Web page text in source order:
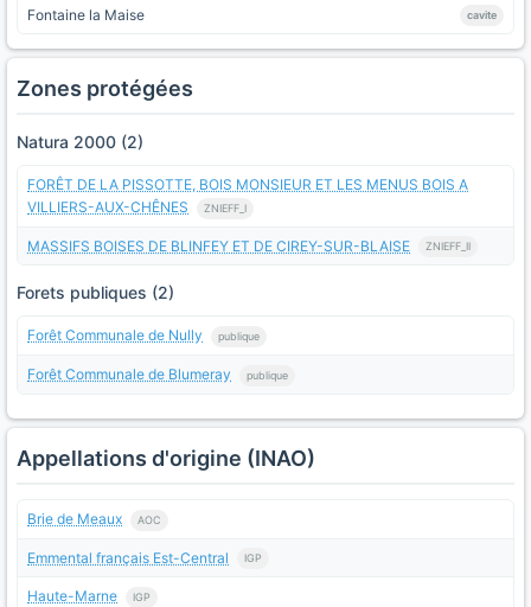
Fontaine la Maise cavite
Zones protégées
Natura 2000 (2)
FORÊT DE LA PISSOTTE, BOIS MONSIEUR ET LES MENUS BOIS A
VILLIERS-AUX-CHÊNES
ZNIEFF_I
MASSIFS BOISES DE BLINFEY ET DE CIREY-SUR-BLAISE ZNIEFF_II
Forets publiques (2)
Forêt Communale de Nully publique
Forêt Communale de Blumeray publique
Appellations d'origine (INAO)
Brie de Meaux AOC
Emmental français Est-Central IGP
Haute-Marne IGP